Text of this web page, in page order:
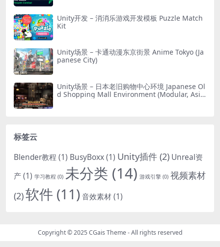
Unity开发 – 消消乐游戏开发模板 Puzzle Match
Kit
Unity场景 – 卡通动漫东京街景 Anime Tokyo (Ja
panese City)
Unity场景 – 日本老旧购物中心环境 Japanese Ol
d Shopping Mall Environment (Modular, Asia
标签云
Blender教程 (1) BusyBoxx(1) Unity插件 (2) Unreal资
产(1) 学习教程 (0) 未分类 (14) 游戏引擎 (0) 视频素材
(2)软件 (11)音效素材(1)
Copyright © 2025CGais Theme- All rights reserved